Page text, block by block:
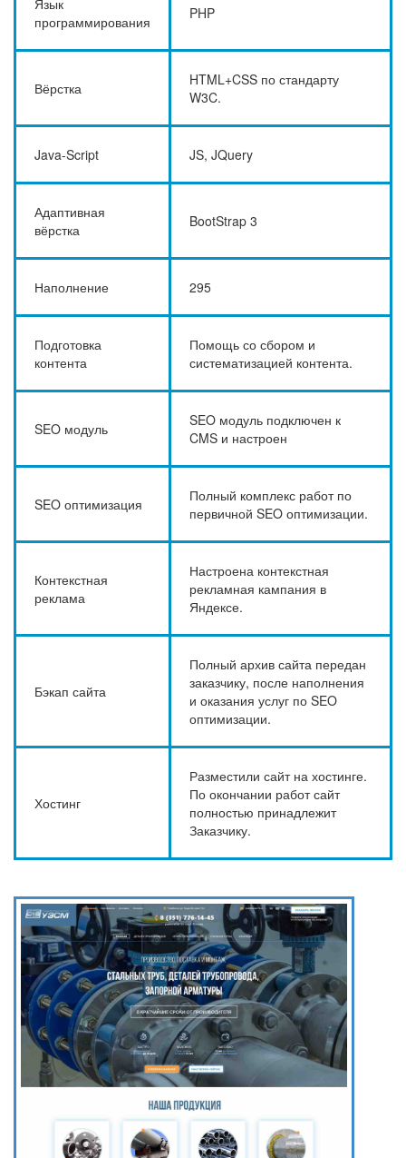
Язык
программирования
PHP
Вёрстка
HTML+CSS по стандарту
W3C.
Java-Script JS, JQuery
Адаптивная
вёрстка
BootStrap 3
Наполнение 295
Подготовка
контента
Помощь со сбором и
систематизацией контента.
SEO модуль
SEO модуль подключен к
CMS и настроен
SEO оптимизация
Полный комплекс работ по
первичной SEO оптимизации.
Контекстная
реклама
Настроена контекстная
рекламная кампания в
Яндексе.
Бэкап сайта
Полный архив сайта передан
заказчику, после наполнения
и оказания услуг по SEO
оптимизации.
Хостинг
Разместили сайт на хостинге.
По окончании работ сайт
полностью принадлежит
Заказчику.